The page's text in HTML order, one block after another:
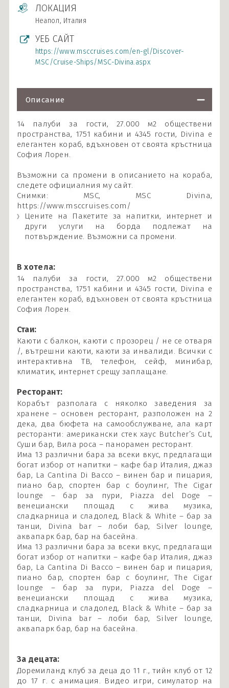
ЛОКАЦИЯ
Неапол, Италия
УЕБ САЙТ
https://www.msccruises.com/en-gl/Discover-
MSC/Cruise-Ships/MSC-Divina.aspx
Описание
14 палуби за гости, 27.000 м2 обществени
пространства, 1751 кабини и 4345 гости, Divina е
елегантен кораб, вдъхновен от своята кръстница
София Лорен.
Възможни са промени в описанието на кораба,
следете официалния му сайт.
Снимки: MSC, MSC Divina,
https://www.msccruises.com/
Цените на Пакетите за напитки, интернет и
други услуги на борда подлежат на
потвърждение. Възможни са промени.
В хотела:
14 палуби за гости, 27.000 м2 обществени
пространства, 1751 кабини и 4345 гости, Divina е
елегантен кораб, вдъхновен от своята кръстница
София Лорен.
Стаи:
Каюти с балкон, каюти с прозорец / не се отваря
/, вътрешни каюти, каюти за инвалиди. Всички с
интерактивна ТВ, телефон, сейф, минибар,
климатик, интернет срещу заплащане.
Ресторант:
Корабът разполага с няколко заведения за
хранене – основен ресторант, разположен на 2
дека, два бюфета на самообслужване, ала карт
ресторанти: американски стек хаус Butcher’s Cut,
Суши бар, Вила роса – панорамен ресторант.
Има 13 различни бара за всеки вкус, предлагащи
богат избор от напитки – кафе бар Италия, джаз
бар, La Cantina Di Bacco – винен бар и пицария,
пиано бар, спортен бар с боулинг, The Cigar
lounge – бар за пури, Piazza del Doge –
венециански площад с жива музика,
сладкарница и сладолед, Black & White – бар за
танци, Divina bar – лоби бар, Silver lounge,
аквапарк бар, бар на басейна.
Има 13 различни бара за всеки вкус, предлагащи
богат избор от напитки – кафе бар Италия, джаз
бар, La Cantina Di Bacco – винен бар и пицария,
пиано бар, спортен бар с боулинг, The Cigar
lounge – бар за пури, Piazza del Doge –
венециански площад с жива музика,
сладкарница и сладолед, Black & White – бар за
танци, Divina bar – лоби бар, Silver lounge,
аквапарк бар, бар на басейна.
За децата:
Доремиланд клуб за деца до 11 г., тийн клуб от 12
до 17 г. с анимация. Видео игри, симулатор на